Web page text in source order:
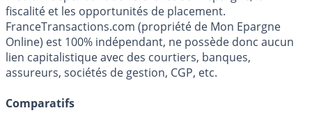
Premier guide épargne de France, en ligne depuis 2001.
Média indépendant de référence sur l'épargne, la
fiscalité et les opportunités de placement.
FranceTransactions.com (propriété de Mon Epargne
Online) est 100% indépendant, ne possède donc aucun
assureurs, sociétés de gestion, CGP, etc.